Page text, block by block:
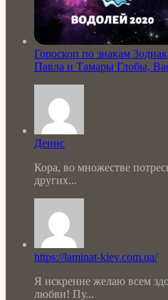
Гороскоп по знакам
Павла и Тамары Глобы,
Денис
Кора, во множестве
других...
https://laminat-kiev.com.ua/
Я искренне желаю всем
любви! Пу...